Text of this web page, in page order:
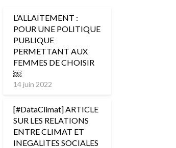
L’ALLAITEMENT :
POUR UNE POLITIQUE
PUBLIQUE
PERMETTANT AUX
FEMMES DE CHOISIR
￼
14 juin 2022
[#DataClimat] ARTICLE
SUR LES RELATIONS
ENTRE CLIMAT ET
INEGALITES SOCIALES